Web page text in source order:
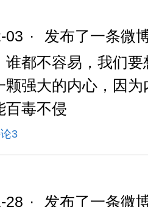
03 ·
发布了一条微
谁都不容易，我们
颗强大的内心，因
百毒不侵
3
28 ·
发布了一条微